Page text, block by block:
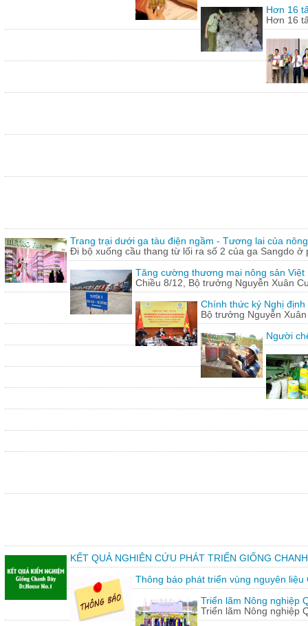
Hơn 16
Hơn 16
Trang trại dưới ga tàu điện ngầm - Tương lai của
Đi bộ xuống cầu thang từ lối ra số 2 của ga Sangdo ở
Tăng cường thương mại nông sản Việt
Chiều 8/12, Bộ trưởng Nguyễn Xuân
Chính thức ký Nghị
Bộ trưởng Nguyễn
Người
KẾT QUẢ NGHIÊN CỨU PHÁT TRIỂN GIỐNG
Thông báo phát triển vùng nguyên liệu
Triển lãm Nông nghiệp
Triển lãm Nông nghiệp